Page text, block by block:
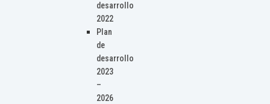
desarrollo
2022
Plan
de
desarrollo
2023
–
2026